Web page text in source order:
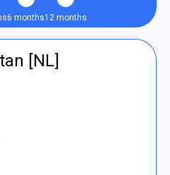
6 months12 months
[NL]